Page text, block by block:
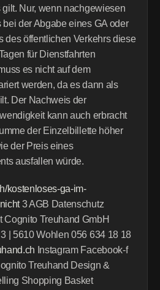
Nur, wenn nachgewiesen
der Abgabe eines GA oder
des öffentlichen Verkehrs diese
für Dienstfahrten
es nicht auf dem
werden, da es dann als
Der Nachweis der
kann auch erbracht
der Einzelbillette höher
der Preis eines
ausfallen würde.
kostenloses-ga-im-
3 AGB Datenschutz
Cognito Treuhand GmbH
Bremgarterstrasse 3 | 5610 Wohlen 056 634 18 18
Instagram Facebook-f
Treuhand Design &
Shopping Basket